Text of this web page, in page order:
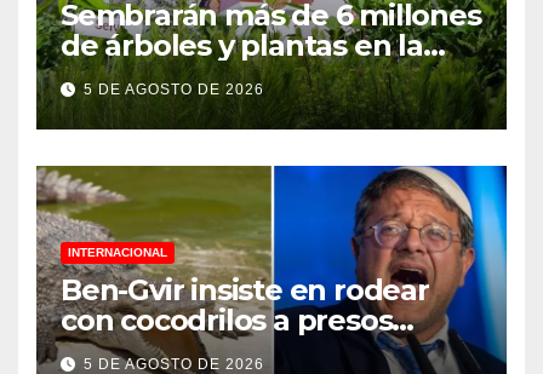
Sembrarán más de 6 millones
de árboles y plantas en la
Jornada Nacional de
Reforestación 2026
5 DE AGOSTO DE 2026
INTERNACIONAL
Ben-Gvir insiste en rodear
con cocodrilos a presos
palestinos
5 DE AGOSTO DE 2026